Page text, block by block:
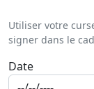
Utiliser votre
signer dans le
Date